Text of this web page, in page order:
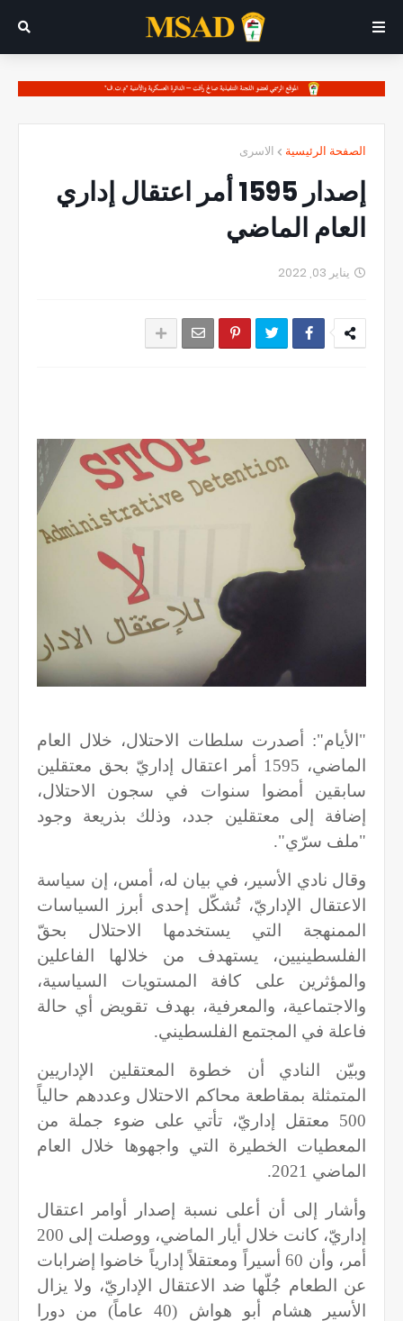
الصفحة الرئيسية الاسرى
إصدار 1595 أمر اعتقال إداري
العام الماضي
يناير 03, 2022
"الأيام": أصدرت سلطات الاحتلال، خلال العام
الماضي، 1595 أمر اعتقال إداريّ بحق معتقلين
سابقين أمضوا سنوات في سجون الاحتلال،
إضافة إلى معتقلين جدد، وذلك بذريعة وجود
"ملف سرّي".
وقال نادي الأسير، في بيان له، أمس، إن سياسة
الاعتقال الإداريّ، تُشكّل إحدى أبرز السياسات
الممنهجة التي يستخدمها الاحتلال بحقّ
الفلسطينيين، يستهدف من خلالها الفاعلين
والمؤثرين على كافة المستويات السياسية،
والاجتماعية، والمعرفية، بهدف تقويض أي حالة
فاعلة في المجتمع الفلسطيني.
وبيّن النادي أن خطوة المعتقلين الإداريين
المتمثلة بمقاطعة محاكم الاحتلال وعددهم حالياً
500 معتقل إداريّ، تأتي على ضوء جملة من
المعطيات الخطيرة التي واجهوها خلال العام
الماضي 2021.
وأشار إلى أن أعلى نسبة إصدار أوامر اعتقال
إداريّ، كانت خلال أيار الماضي، ووصلت إلى 200
أمر، وأن 60 أسيراً ومعتقلاً إدارياً خاضوا إضرابات
عن الطعام جُلّها ضد الاعتقال الإداريّ، ولا يزال
الأسير هشام أبو هواش (40 عاماً) من دورا